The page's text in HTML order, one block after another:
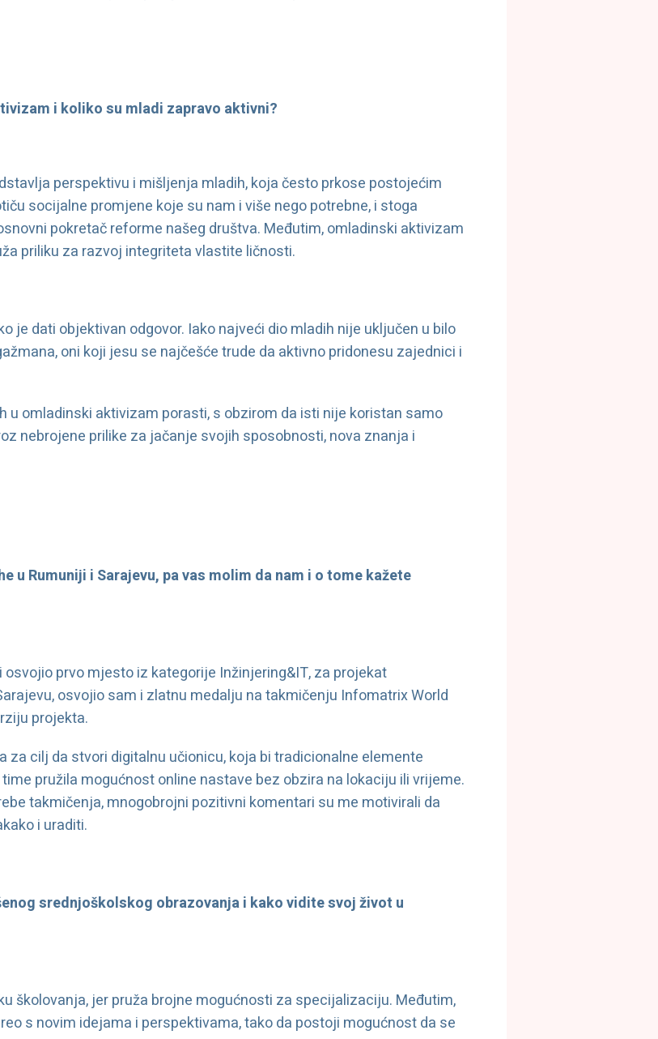
i koliko su mladi zapravo aktivni?
perspektivu i mišljenja mladih, koja često prkose postojećim
socijalne promjene koje su nam i više nego potrebne, i stoga
pokretač reforme našeg društva. Međutim, omladinski aktivizam
priliku za razvoj integriteta vlastite ličnosti.
je dati objektivan odgovor. Iako najveći dio mladih nije uključen u bilo
oni koji jesu se najčešće trude da aktivno pridonesu zajednici i
u omladinski aktivizam porasti, s obzirom da isti nije koristan samo
nebrojene prilike za jačanje svojih sposobnosti, nova znanja i
u Rumuniji i Sarajevu, pa vas molim da nam i o tome kažete
osvojio prvo mjesto iz kategorije Inžinjering&IT, za projekat
osvojio sam i zlatnu medalju na takmičenju Infomatrix World
projekta.
za cilj da stvori digitalnu učionicu, koja bi tradicionalne elemente
pružila mogućnost online nastave bez obzira na lokaciju ili vrijeme.
takmičenja, mnogobrojni pozitivni komentari su me motivirali da
i uraditi.
srednjoškolskog obrazovanja i kako vidite svoj život u
školovanja, jer pruža brojne mogućnosti za specijalizaciju. Međutim,
s novim idejama i perspektivama, tako da postoji mogućnost da se